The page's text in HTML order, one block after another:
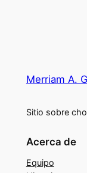
Merriam A.
Sitio sobre
Acerca de
Equipo